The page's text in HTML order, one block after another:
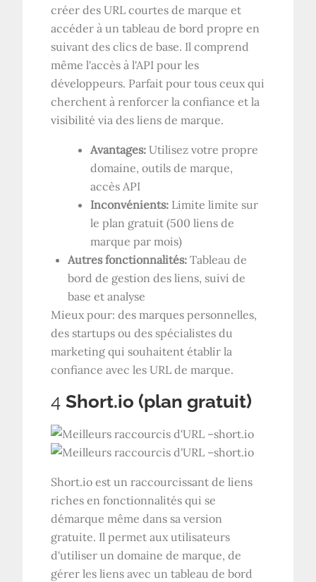
créer des URL courtes de marque et
accéder à un tableau de bord propre en
suivant des clics de base. Il comprend
même l'accès à l'API pour les
développeurs. Parfait pour tous ceux qui
cherchent à renforcer la confiance et la
visibilité via des liens de marque.
Avantages: Utilisez votre propre
domaine, outils de marque,
accès API
Inconvénients: Limite limite sur
le plan gratuit (500 liens de
marque par mois)
Autres fonctionnalités:Tableau de
bord de gestion des liens, suivi de
base et analyse
Mieux pour: des marques personnelles,
des startups ou des spécialistes du
marketing qui souhaitent établir la
confiance avec les URL de marque.
4Short.io (plan gratuit)
Short.io est un raccourcissant de liens
riches en fonctionnalités qui se
démarque même dans sa version
gratuite. Il permet aux utilisateurs
d'utiliser un domaine de marque, de
gérer les liens avec un tableau de bord